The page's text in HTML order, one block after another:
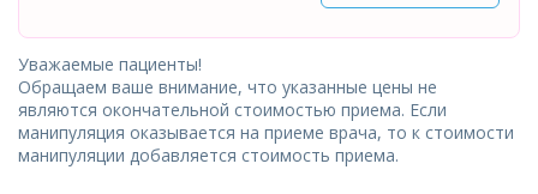
Уважаемые пациенты!
Обращаем ваше внимание, что указанные цены не
являются окончательной стоимостью приема. Если
манипуляция оказывается на приеме врача, то к стоимости
манипуляции добавляется стоимость приема.